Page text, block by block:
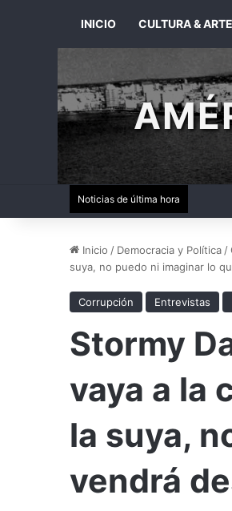
INICIO CULTURA &
Noticias de última hora
Inicio / Democracia y Política /
suya, no puedo ni imaginar lo
Corrupción Entrevistas
Stormy
vaya a la
la suya,
vendrá